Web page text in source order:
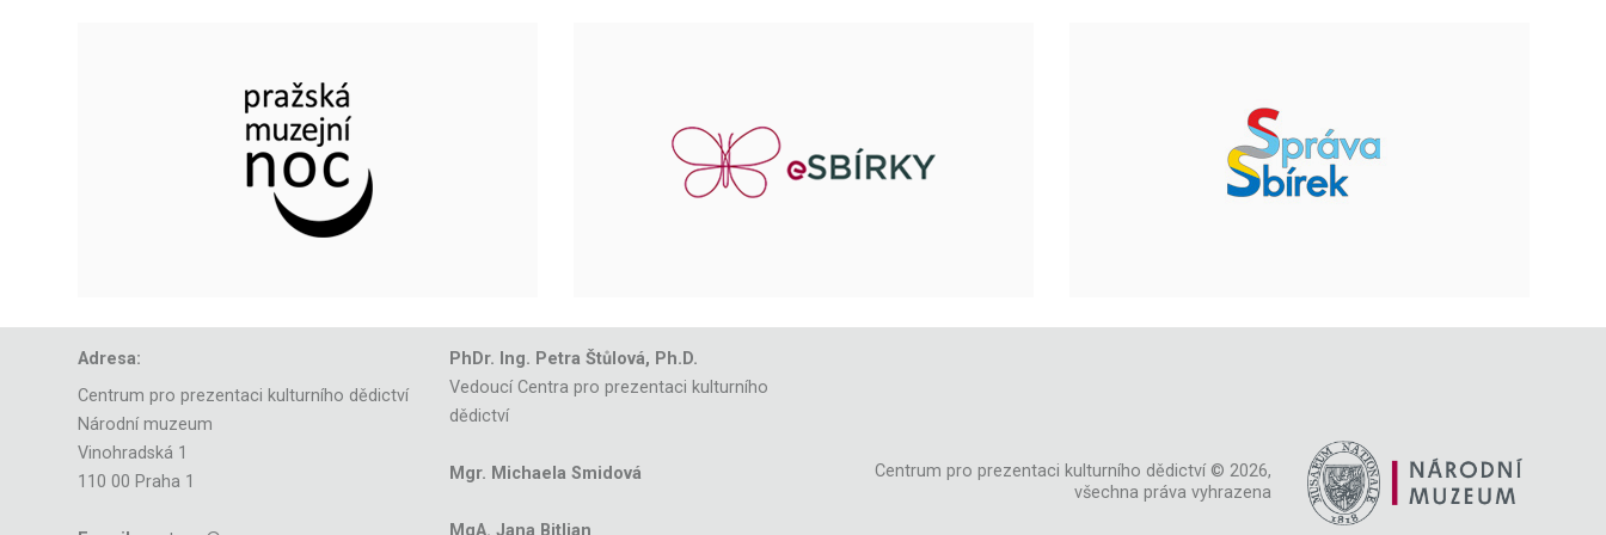
Adresa:
Centrum pro prezentaci kulturního dědictví
Národní muzeum
Vinohradská 1
110 00 Praha 1
PhDr. Ing. Petra Štůlová, Ph.D.
Vedoucí Centra pro prezentaci kulturního
dědictví
Mgr. Michaela Smidová
MgA. Jana Bitljan
Centrum pro prezentaci kulturního dědictví © 2026,
všechna práva vyhrazena